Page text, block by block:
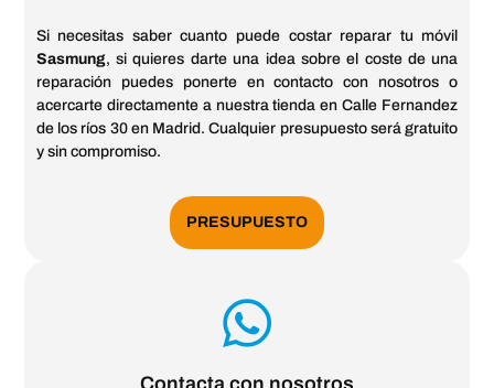
Si necesitas saber cuanto puede costar reparar tu móvil
Sasmung, si quieres darte una idea sobre el coste de una
reparación puedes ponerte en contacto con nosotros o
acercarte directamente a nuestra tienda en Calle Fernandez
de los ríos 30 en Madrid. Cualquier presupuesto será gratuito
y sin compromiso.
PRESUPUESTO
Contacta con nosotros